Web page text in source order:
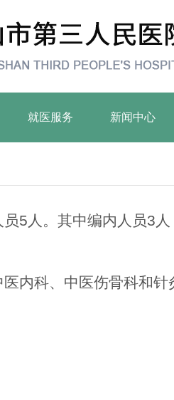
就医服务 新闻中心
员5人。其中编内人员3
医内科、中医伤骨科和